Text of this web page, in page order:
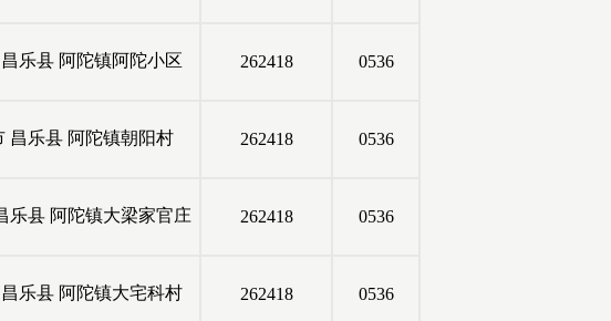
昌乐县 阿陀镇阿陀小区 262418 0536
昌乐县 阿陀镇朝阳村 262418 0536
乐县 阿陀镇大梁家官庄 262418 0536
昌乐县 阿陀镇大宅科村 262418 0536